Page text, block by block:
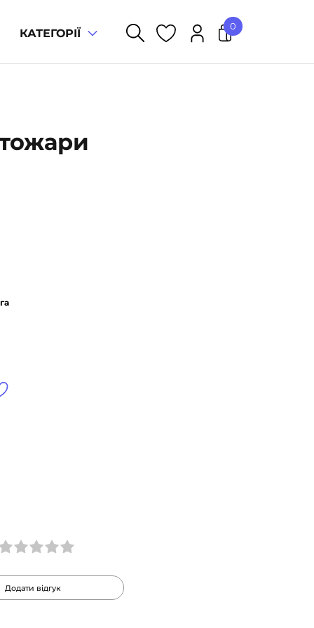
КАТЕГОРІЇ
0
У кошику немає товарів.
Додати відгук